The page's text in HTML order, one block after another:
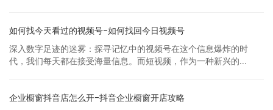
如何找今天看过的视频号-如何找回今日视频号
深入数字足迹的迷雾：探寻记忆中的视频号在这个信息爆炸的时
代，我们每天都在接受海量信息。而短视频，作为一种新兴的...
企业橱窗抖音店怎么开-抖音企业橱窗开店攻略